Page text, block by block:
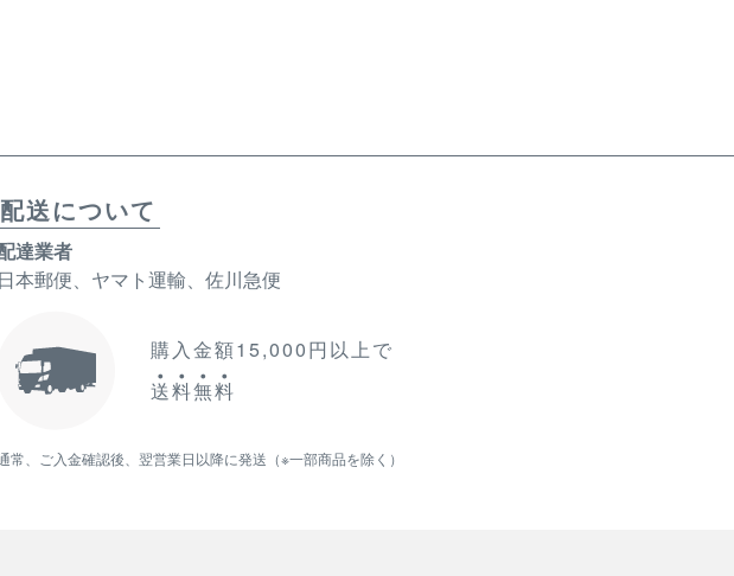
配送について
達業者
日本郵便、ヤマト運輸、佐川急便
購入金額15,000円以上で
送料無料
常、ご入金確認後、翌営業日以降に発送（※一部商品を除く）